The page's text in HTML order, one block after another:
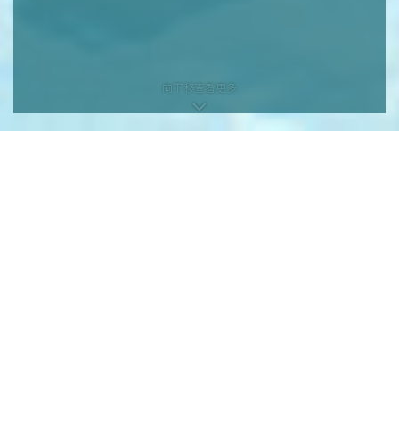
向下移查看更多
向下移查看更多